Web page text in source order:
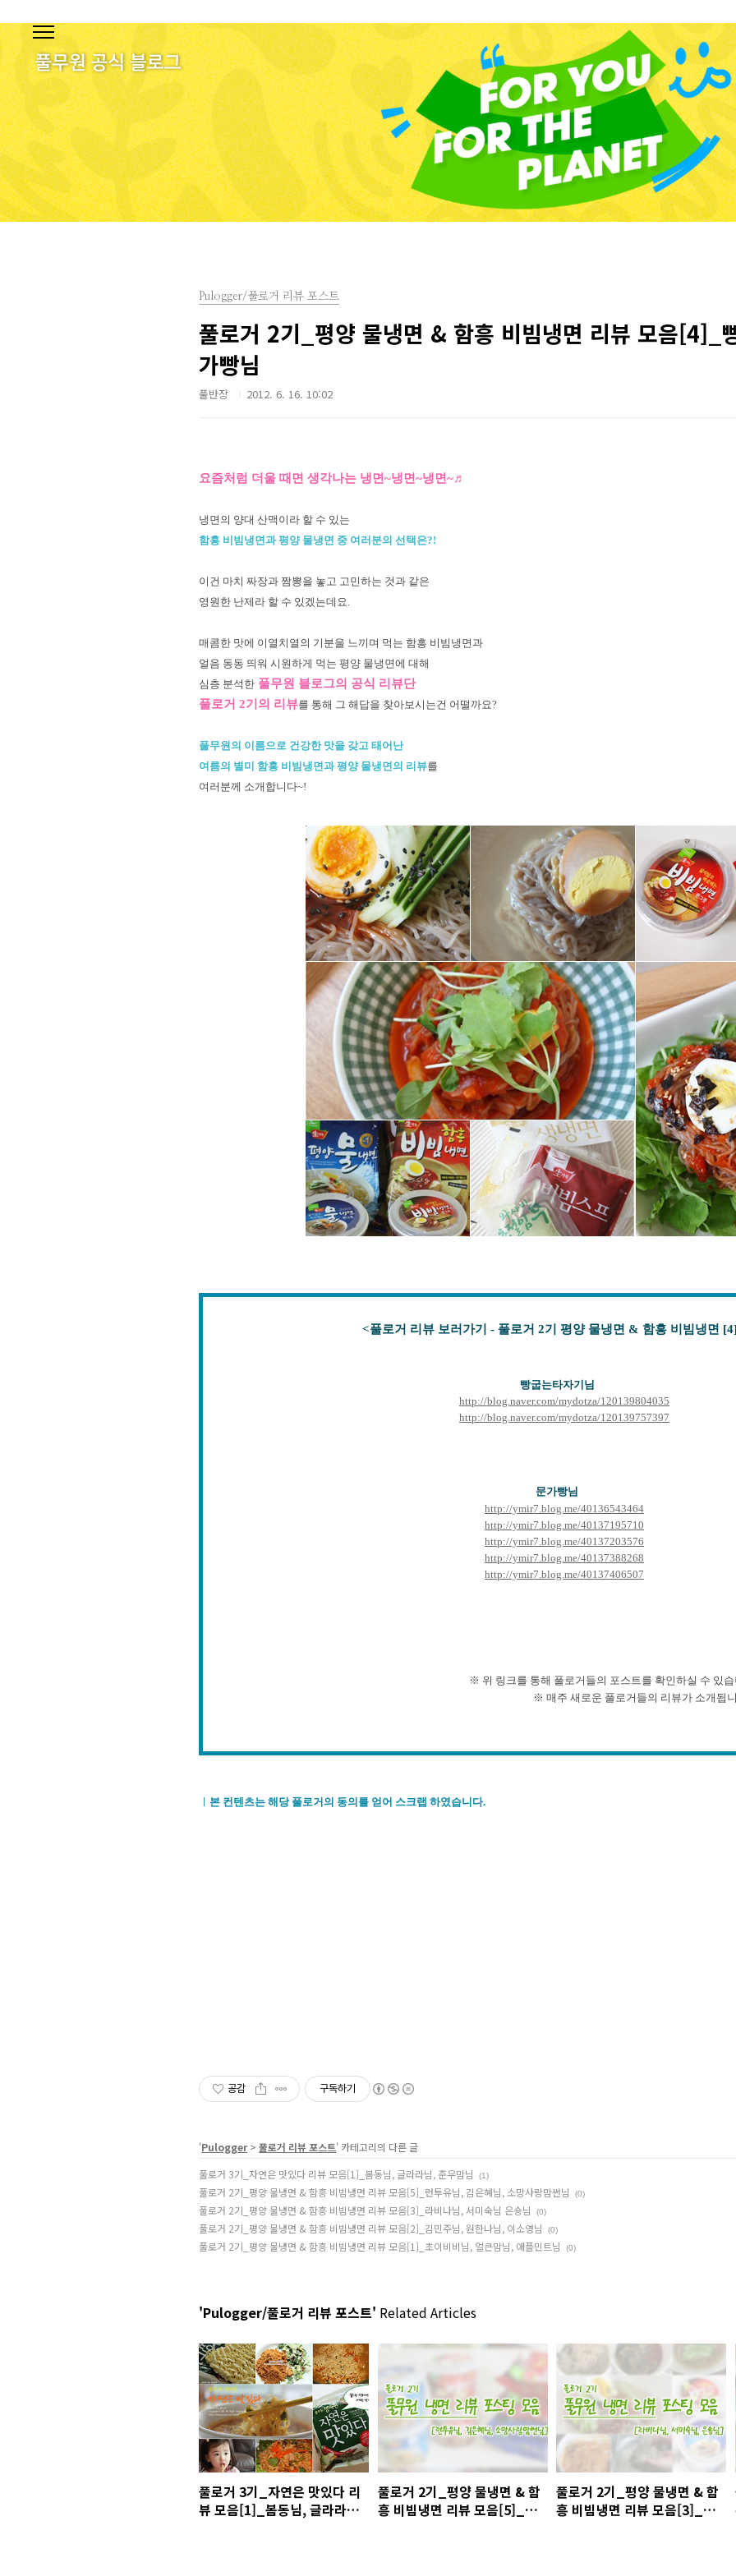
Pulogger/풀로거 리뷰 포스트
풀로거 2기_평양 물냉면 & 함흥 비빔냉면 리뷰 모음[4]_
가빵님
풀반장 2012. 6. 16. 10:02
요즘처럼 더울 때면 생각나는 냉면~냉면~냉면~♬
냉면의 양대 산맥이라 할 수 있는
함흥 비빔냉면과 평양 물냉면 중 여러분의 선택은?!
이건 마치 짜장과 짬뽕을 놓고 고민하는 것과 같은
영원한 난제라 할 수 있겠는데요.
매콤한 맛에 이열치열의 기분을 느끼며 먹는 함흥 비빔냉면과
얼음 동동 띄워 시원하게 먹는 평양 물냉면에 대해
심층 분석한 풀무원 블로그의 공식 리뷰단
풀로거 2기의 리뷰를 통해 그 해답을 찾아보시는건 어떨까요?
풀무원의 이름으로 건강한 맛을 갖고 태어난
여름의 별미 함흥 비빔냉면과 평양 물냉면의 리뷰를
여러분께 소개합니다~!
<풀로거 리뷰 보러가기 - 풀로거 2기 평양 물냉면 & 함흥 비빔냉면
빵굽는타자기님
http://blog.naver.com/mydotza/120139804035
http://blog.naver.com/mydotza/120139757397
문가빵님
http://ymir7.blog.me/40136543464
http://ymir7.blog.me/40137195710
http://ymir7.blog.me/40137203576
http://ymir7.blog.me/40137388268
http://ymir7.blog.me/40137406507
※ 위 링크를 통해 풀로거들의 포스트를 확인하실 수 있습
※ 매주 새로운 풀로거들의 리뷰가 소개됩니
본 컨텐츠는 해당 풀로거의 동의를 얻어 스크랩 하였습니다.
공감 구독하기
'Pulogger> 풀로거 리뷰 포스트' 카테고리의 다른 글
풀로거 3기_자연은 맛있다 리뷰 모음[1]_봄동님, 글라라님, 준우맘님
(1)
풀로거 2기_평양 물냉면 & 함흥 비빔냉면 리뷰 모음[5]_런투유님, 김은혜님, 소망사랑맘썬님 (0)
풀로거 2기_평양 물냉면 & 함흥 비빔냉면 리뷰 모음[3]_라비나님, 서미숙님 은숑님 (0)
풀로거 2기_평양 물냉면 & 함흥 비빔냉면 리뷰 모음[2]_김민주님, 원한나님, 이소영님 (0)
풀로거 2기_평양 물냉면 & 함흥 비빔냉면 리뷰 모음[1]_초이비비님, 얼큰맘님, 애플민트님 (0)
'Pulogger/풀로거 리뷰 포스트' Related Articles
풀로거 3기_자연은 맛있다 리
뷰 모음[1]_봄동님, 글라라님,
풀로거 2기_평양 물냉면 & 함
흥 비빔냉면 리뷰 모음[5]_런
풀로거 2기_평양 물냉면 & 함
흥 비빔냉면 리뷰 모음[3]_라